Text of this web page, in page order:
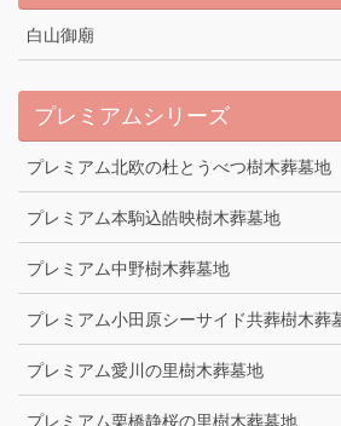
白山御廟
プレミアムシリーズ
プレミアム北欧の杜とうべつ樹木葬墓地
プレミアム本駒込皓映樹木葬墓地
プレミアム中野樹木葬墓地
プレミアム小田原シーサイド共葬樹木葬
プレミアム愛川の里樹木葬墓地
プレミアム栗橋静桜の里樹木葬墓地